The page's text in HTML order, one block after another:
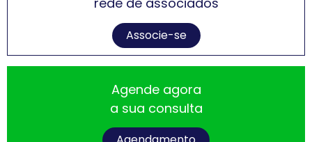
Associe-se
Agende agora
a sua consulta